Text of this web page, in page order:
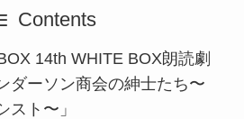
Contents
14th WHITE BOX朗読劇
ダーソン商会の紳士たち〜
スト〜」